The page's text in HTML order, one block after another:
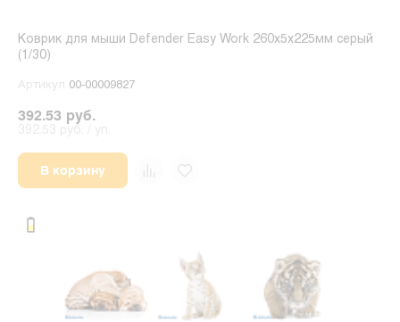
Коврик для мыши Defender Easy Work 260x5x225мм серый
(1/30)
Артикул 00-00009827
392.53 руб.
В корзину